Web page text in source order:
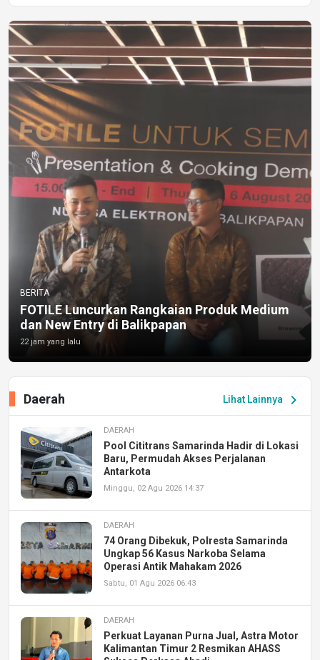
BERITA
FOTILE Luncurkan Rangkaian Produk Medium
dan New Entry di Balikpapan
22 jam yang lalu
Lihat Lainnya chevron_right
Daerah
DAERAH
Pool Cititrans Samarinda Hadir di Lokasi
Baru, Permudah Akses Perjalanan
Antarkota
Minggu, 02 Agu 2026 14:37
DAERAH
74 Orang Dibekuk, Polresta Samarinda
Ungkap 56 Kasus Narkoba Selama
Operasi Antik Mahakam 2026
Sabtu, 01 Agu 2026 06:43
DAERAH
Perkuat Layanan Purna Jual, Astra Motor
Kalimantan Timur 2 Resmikan AHASS